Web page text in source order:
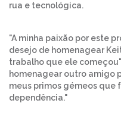
rua e tecnológica.
"A minha paixão por este
desejo de homenagear
trabalho que ele
homenagear outro amigo
meus primos gémeos que
dependência."